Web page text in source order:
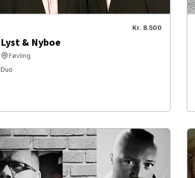
Kr. 8.500
Lyst & Nyboe
Føvling
Duo